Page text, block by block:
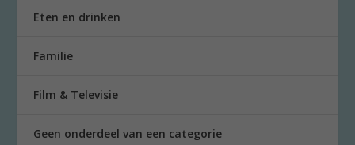
Eten en drinken
Familie
Film & Televisie
Geen onderdeel van een categorie